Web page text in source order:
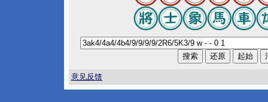
意见反馈